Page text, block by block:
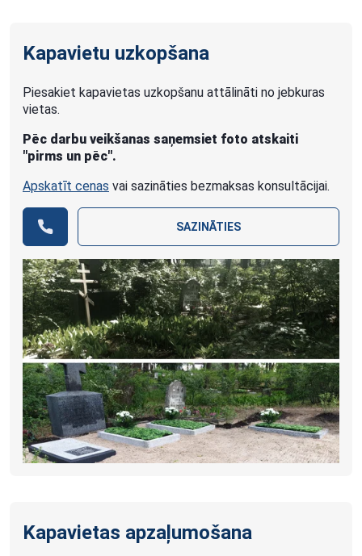
Kapavietu uzkopšana
Piesakiet kapavietas uzkopšanu attālināti no jebkuras
vietas.
Pēc darbu veikšanas saņemsiet foto atskaiti
"pirms un pēc".
Apskatīt cenas vai sazināties bezmaksas konsultācijai.
SAZINĀTIES
Kapavietas apzaļumošana